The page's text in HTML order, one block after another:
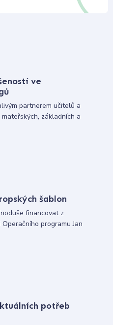
ve
partnerem učitelů a
základních a
šablon
financovat z
programu Jan
potřeb